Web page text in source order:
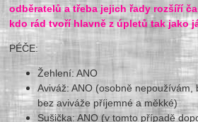
odběratelů a třeba jejich řady rozšíří
kdo rád tvoří hlavně z úpletů tak jako
PÉČE:
Žehlení: ANO
Aviváž: ANO (osobně nepoužívám,
bez aviváže příjemné a měkké)
Sušička: ANO (v tomto případě